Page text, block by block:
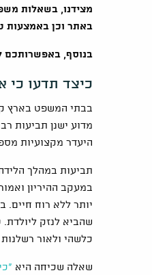
מצידנו, בשאלות
באתר וכן באמצעות טלפון במספר 03-5117722 ואנו
בנוסף, באפשרותכם
כיצד תדעו כי
בבתי המשפט בארץ
מדוע ישנן תביעות
היעדר מקצועיות
תביעות במהלך
במעקב ההיריון
יותר ללא רוח חיים.
שהביא לנזק
כלשהי ולאור
שאלה שכיחה היא